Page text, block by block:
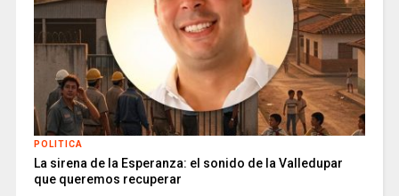
POLITICA
La sirena de la Esperanza: el sonido de la Valledupar
que queremos recuperar